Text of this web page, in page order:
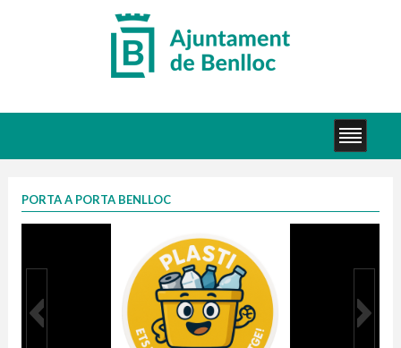
PORTA A PORTA BENLLOC